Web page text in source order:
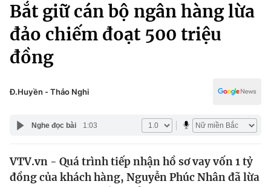
Chuyên mục
Chính trị
Thế giới
Pháp luật
Kinh tế
Thể thao
Truyền hình
Văn hóa - Giải trí
Giáo dục
Bắt giữ cán bộ ngân hàng lừa
đảo chiếm đoạt 500 triệu
đồng
Đ.Huyền - Thảo Nghi
Nghe đọc bài 1:03
VTV.vn - Quá trình tiếp nhận hồ sơ vay vốn 1 tỷ
đồng của khách hàng, Nguyễn Phúc Nhân đã lừa